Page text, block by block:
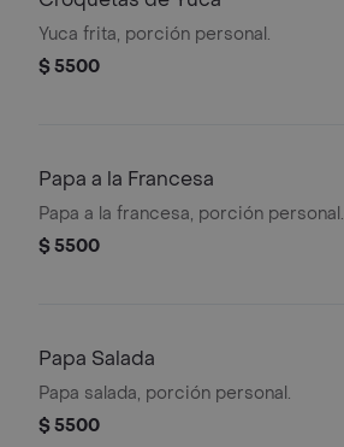
Yuca frita, porción personal.
$ 5500
Papa a la Francesa
Papa a la francesa, porción personal.
$ 5500
Papa Salada
Papa salada, porción personal.
$ 5500